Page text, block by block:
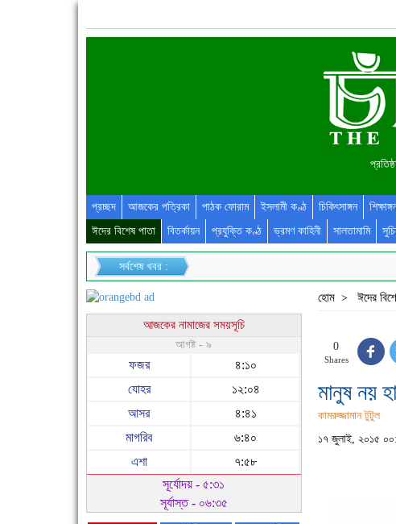
প্রচ্ছদ আজকের পত্রিকা পাঠক ফোরাম ইসলামী কণ্ঠ চিকিৎসাঙ্গন
ঈদের বিশেষ পাতা
বিতর্কায়ন প্রযুক্তি কণ্ঠ ভ্রমণ কাহিনী সালতামামি
সর্বশেষ খবর :
আজকের নামাজের সময়সূচি
আগষ্ট - ৯
ফজর
৪:১০
যোহর
১২:০৪
আসর
৪:৪১
মাগরিব
৬:৪০
এশা
৭:৫৮
সূর্যোদয় - ৫:৩১
সূর্যাস্ত - ০৬:৩৫
হোম > ঈদের
0
Shares
মানুষ নয়
কামরুজ্জামান টুটুল
১৭ জুলাই, ২০১৫